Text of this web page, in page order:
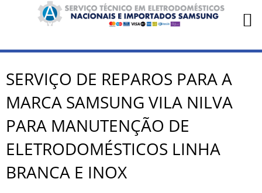
SERVIÇO DE REPAROS PARA A
MARCA SAMSUNG VILA NILVA
PARA MANUTENÇÃO DE
ELETRODOMÉSTICOS LINHA
BRANCA E INOX